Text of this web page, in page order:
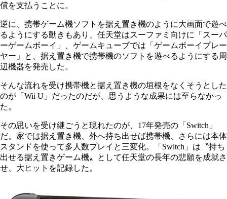
償を支払うことに。
逆に、携帯ゲーム機ソフトを据え置き機のように大画面で遊べ
るようにする動きもあり、任天堂はスーファミ向けに「スーパ
ーゲームボーイ」、ゲームキューブでは「ゲームボーイプレー
ヤー」と、据え置き機で携帯機のソフトを遊べるようにする周
辺機器を発売した。
そんな流れを受け携帯機と据え置き機の垣根をなくそうとした
のが「Wii U」だったのだが、思うような成果には至らなかっ
た。
その思いを受け継ごうと現れたのが、17年発売の「Switch」
だ。家では据え置き機、外へ持ち出せば携帯機、さらには本体
スタンドを使って多人数プレイと三変化。「Switch」は〝持ち
出せる据え置きゲーム機〟として任天堂の長年の悲願を成就さ
せ、大ヒットを記録した。